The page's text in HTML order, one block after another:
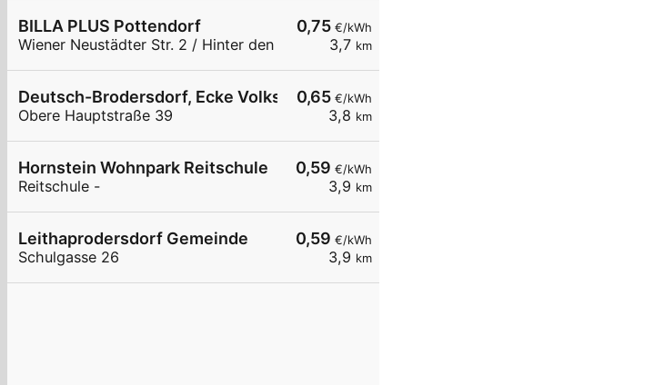
0,75€/kWh
3,7 km
BILLA PLUS Pottendorf
Wiener Neustädter Str. 2 / Hinter den Gärten
0,65€/kWh
3,8 km
Deutsch-Brodersdorf, Ecke Volksschule
Obere Hauptstraße 39
0,59 €/kWh
3,9 km
Hornstein Wohnpark Reitschule
Reitschule -
0,59 €/kWh
3,9 km
Leithaprodersdorf Gemeinde
Schulgasse 26